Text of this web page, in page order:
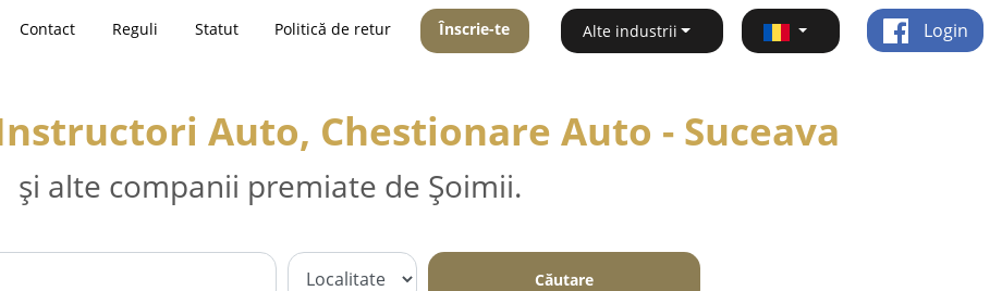
Contact Reguli Statut Politică de retur Înscrie-te Alte industrii Login
Auto, Chestionare Auto - Suceava
și alte companii premiate de Șoimii.
Căutare